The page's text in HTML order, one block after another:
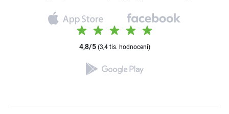
4,8/5(3,4 tis. hodnocení)